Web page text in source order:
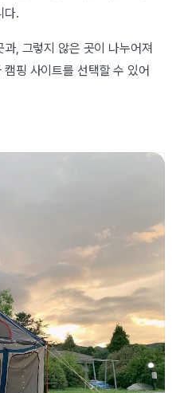
다.
, 그렇지 않은 곳이 나누어져
핑 사이트를 선택할 수 있어